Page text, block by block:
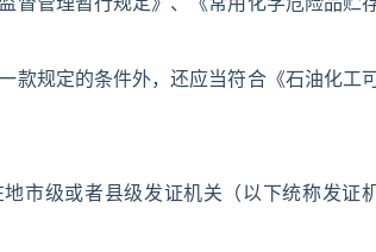
款规定的条件外，还应当符合《石油化工
市级或者县级发证机关（以下统称发证